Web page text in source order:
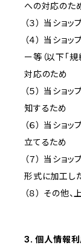
への対応のた
（３） 当ショ
（４） 当ショ
ー等（以下「
対応のため
（５） 当ショ
知するため
（６） 当ショ
立てるため
（７） 当ショ
形式に加工し
（８） その他
3. 個人情報